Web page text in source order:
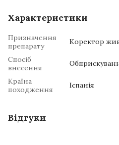
Характеристики
Призначення
препарату
Коректор
Спосіб
внесення
Країна
походження
Іспанія
Відгуки